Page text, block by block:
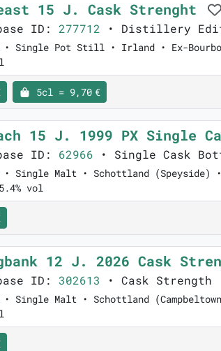
15 J. Cask Strenght
ID: 277712 • Distillery
• Single Pot Still • Irland • Ex-
5cl = 9,70 €
15 J. 1999 PX Single
ID: 62966 • Single Cask
• Single Malt • Schottland (Speyside)
vol
12 J. 2026 Cask
ID: 302613 • Cask Strength
• Single Malt • Schottland